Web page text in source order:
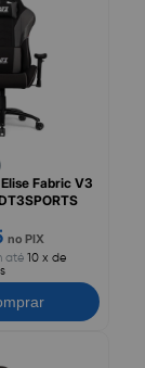
Fabric V3
no PIX
até 10 x de